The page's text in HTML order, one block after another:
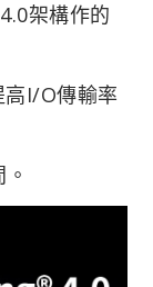
架構作的
I/O傳輸率